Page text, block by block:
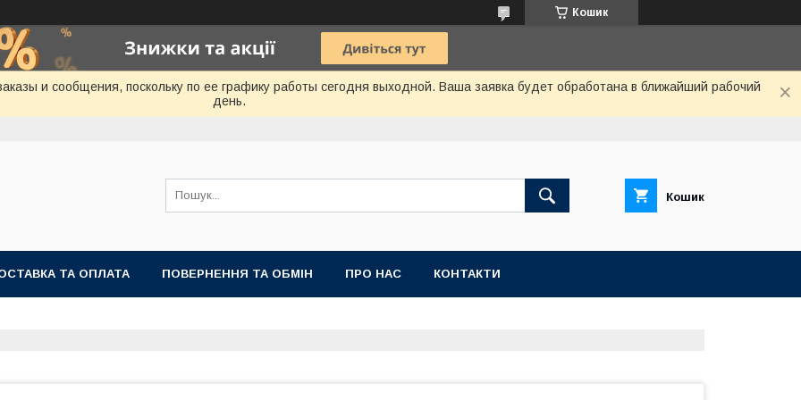
Кошик
и сообщения, поскольку по ее графику работы сегодня выходной. Ваша заявка будет обработана в ближайший рабочий
день.
Кошик
ТА ОПЛАТА ПОВЕРНЕННЯ ТА ОБМІН ПРО НАС КОНТАКТИ